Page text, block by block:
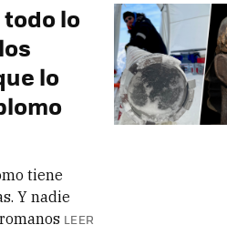
todo lo
lo
tiene
Y nadie
LEER